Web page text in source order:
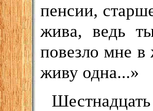
пенсии,
жива, ведь
повезло мне
живу одна...»